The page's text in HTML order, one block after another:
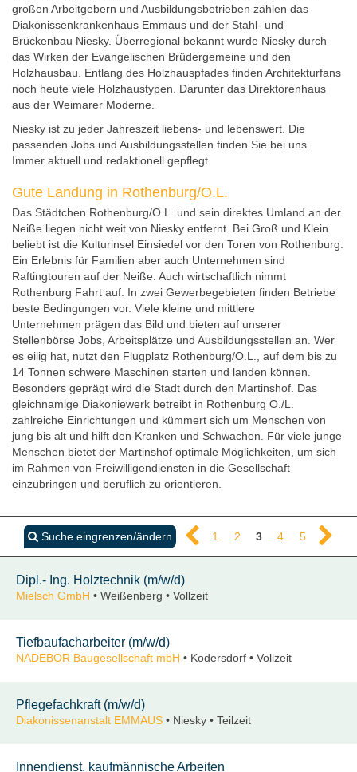
großen Arbeitgebern und Ausbildungsbetrieben zählen das
Diakonissenkrankenhaus Emmaus und der Stahl- und
Brückenbau Niesky. Überregional bekannt wurde Niesky durch
das Wirken der Evangelischen Brüdergemeine und den
Holzhausbau. Entlang des Holzhauspfades finden Architekturfans
noch heute viele Holzhaustypen. Darunter das Direktorenhaus
aus der Weimarer Moderne.
Niesky ist zu jeder Jahreszeit liebens- und lebenswert. Die
passenden Jobs und Ausbildungsstellen finden Sie bei uns.
Immer aktuell und redaktionell gepflegt.
Gute Landung in Rothenburg/O.L.
Das Städtchen Rothenburg/O.L. und sein direktes Umland an der
Neiße liegen nicht weit von Niesky entfernt. Bei Groß und Klein
beliebt ist die Kulturinsel Einsiedel vor den Toren von Rothenburg.
Ein Erlebnis für Familien aber auch Unternehmen sind
Raftingtouren auf der Neiße. Auch wirtschaftlich nimmt
Rothenburg Fahrt auf. In zwei Gewerbegebieten finden Betriebe
beste Bedingungen vor. Viele kleine und mittlere
Unternehmen prägen das Bild und bieten auf unserer
Stellenbörse Jobs, Arbeitsplätze und Ausbildungsstellen an. Wer
es eilig hat, nutzt den Flugplatz Rothenburg/O.L., auf dem bis zu
14 Tonnen schwere Maschinen starten und landen können.
Besonders geprägt wird die Stadt durch den Martinshof. Das
gleichnamige Diakoniewerk betreibt in Rothenburg O./L.
zahlreiche Einrichtungen und kümmert sich um Menschen von
jung bis alt und hilft den Kranken und Schwachen. Für viele junge
Menschen bietet der Martinshof optimale Möglichkeiten, um sich
im Rahmen von Freiwilligendiensten in die Gesellschaft
einzubringen und beruflich zu orientieren.
Suche eingrenzen/ändern 1 2 3 4 5
Dipl.- Ing. Holztechnik (m/w/d)
Mielsch GmbH • Weißenberg • Vollzeit
Tiefbaufacharbeiter (m/w/d)
NADEBOR Baugesellschaft mbH • Kodersdorf • Vollzeit
Pflegefachkraft (m/w/d)
Diakonissenanstalt EMMAUS • Niesky • Teilzeit
Innendienst, kaufmännische Arbeiten